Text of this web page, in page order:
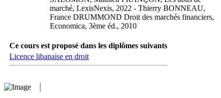
marché, LexisNexis, 2022 - Thierry BONNEAU,
France DRUMMOND Droit des marchés financiers,
Economica, 3ème éd., 2010
Ce cours est proposé dans les diplômes suivants
Licence libanaise en droit